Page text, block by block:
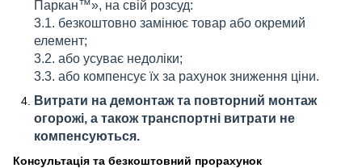
Паркан™», на свій розсуд:
3.1. безкоштовно замінює товар або окремий
елемент;
3.2. або усуває недоліки;
3.3. або компенсує їх за рахунок зниження ціни.
Витрати на демонтаж та повторний монтаж
огорожі, а також транспортні витрати не
компенсуються.
Консультація та безкоштовний прорахунок